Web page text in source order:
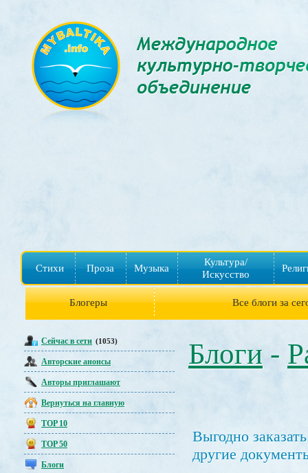
Стихи Проза Музыка
Культура/
Искусство
Блогеры Все блоги за
Сейчас в сети (1053)
Авторские анонсы
Авторы приглашают
Вернуться на главную
TOP 10
TOP 50
Блоги
Блоги-
Выгодно
другие